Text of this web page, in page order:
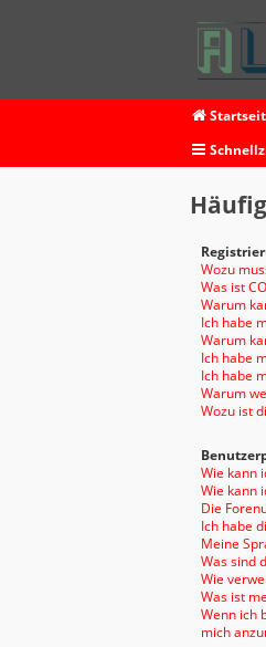
Wozu
Was ist
Warum
Ich habe
Warum
Ich habe
Ich habe
Warum
Wozu ist
Wie kann
Wie kann
Die
Ich habe
Meine
Was sind
Wie
Was ist
Wenn ich
mich